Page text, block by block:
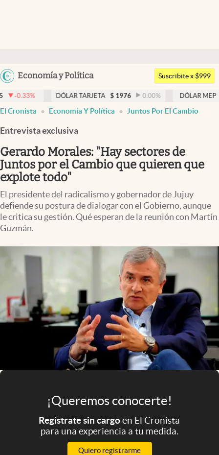
Argentina
Uruguay
Economía y Política
Members
Economía y Política
Finanzas y Mercados
Mercados Online
Negocios
Columnistas
Apertura
Infotechnology
Eventos Corporativos
El Cronista Studio
abre en nueva pestaña
Argentina
Suscribite x $999
DÓLAR TARJETA $ 1976 0.00 % DÓLAR MEP 1525,92
El Cronista Economía Y Política Juntos Por El Cambio
Entrevista exclusiva
Gerardo Morales: "Hay sectores de
Juntos por el Cambio que quieren que
explote todo"
El presidente del radicalismo y gobernador de Jujuy
defiende su postura de dialogar con el Gobierno, aunque
le critica su gestión. Qué esperan de la reunión con Martín
Guzmán.
¡Queremos conocerte!
Registrate sin cargoen El Cronista
para una experiencia a tu medida.
Quiero registrarme